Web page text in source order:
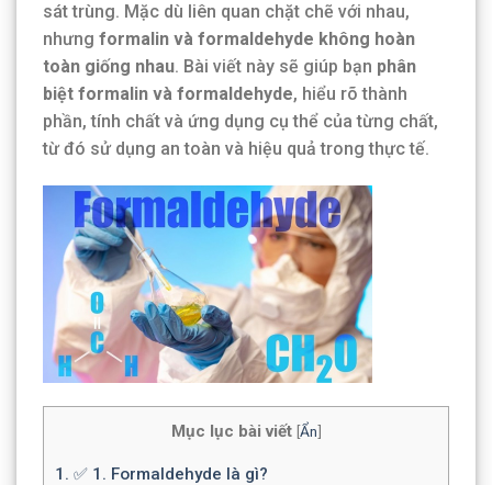
sát trùng. Mặc dù liên quan chặt chẽ với nhau,
nhưng formalin và formaldehyde không hoàn
toàn giống nhau. Bài viết này sẽ giúp bạn phân
biệt formalin và formaldehyde, hiểu rõ thành
phần, tính chất và ứng dụng cụ thể của từng chất,
từ đó sử dụng an toàn và hiệu quả trong thực tế.
Mục lục bài viết [Ẩn]
1. ✅ 1. Formaldehyde là gì?